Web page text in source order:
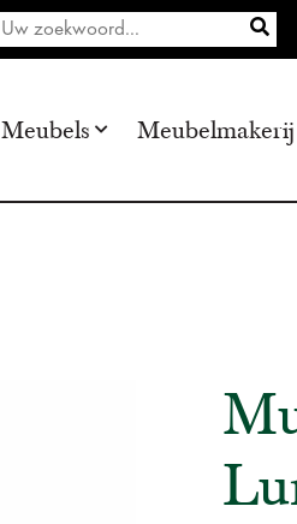
Meubels Meubelmakerij